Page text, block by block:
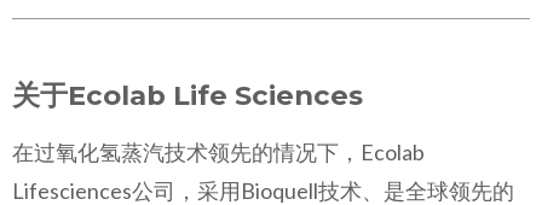
关于Ecolab Life Sciences
在过氧化氢蒸汽技术领先的情况下，Ecolab
Lifesciences公司，采用Bioquell技术、是全球领先的